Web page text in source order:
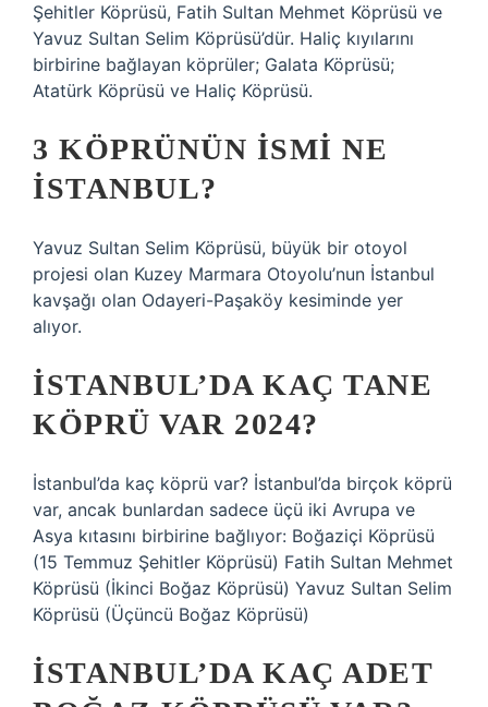
Şehitler Köprüsü, Fatih Sultan Mehmet Köprüsü ve
Yavuz Sultan Selim Köprüsü’dür. Haliç kıyılarını
birbirine bağlayan köprüler; Galata Köprüsü;
Atatürk Köprüsü ve Haliç Köprüsü.
3 KÖPRÜNÜN ISMI NE
İSTANBUL?
Yavuz Sultan Selim Köprüsü, büyük bir otoyol
projesi olan Kuzey Marmara Otoyolu’nun İstanbul
kavşağı olan Odayeri-Paşaköy kesiminde yer
alıyor.
İSTANBUL’DA KAÇ TANE
KÖPRÜ VAR 2024?
İstanbul’da kaç köprü var? İstanbul’da birçok köprü
var, ancak bunlardan sadece üçü iki Avrupa ve
Asya kıtasını birbirine bağlıyor: Boğaziçi Köprüsü
(15 Temmuz Şehitler Köprüsü) Fatih Sultan Mehmet
Köprüsü (İkinci Boğaz Köprüsü) Yavuz Sultan Selim
Köprüsü (Üçüncü Boğaz Köprüsü)
İSTANBUL’DA KAÇ ADET